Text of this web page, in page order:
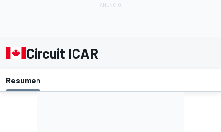
Circuit ICAR
Resumen